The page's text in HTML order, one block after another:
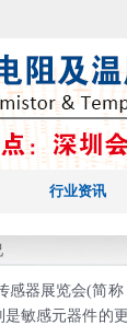
行业资讯
感器展览会(简称
敏感元器件的